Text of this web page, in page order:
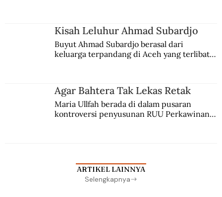
Kisah Leluhur Ahmad Subardjo
Buyut Ahmad Subardjo berasal dari
keluarga terpandang di Aceh yang terlibat
Agar Bahtera Tak Lekas Retak
Maria Ullfah berada di dalam pusaran
kontroversi penyusunan RUU Perkawinan.
ARTIKEL LAINNYA
Selengkapnya